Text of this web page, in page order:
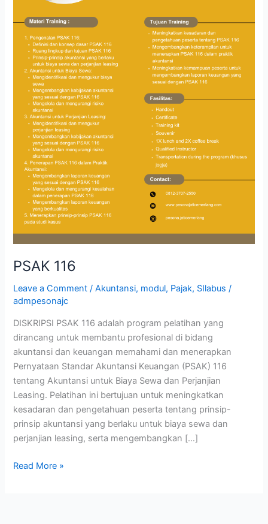
PSAK 116
Leave a Comment /Akuntansi, modul, Pajak, SIlabus /
admpesonajc
DISKRIPSI PSAK 116 adalah program pelatihan yang
dirancang untuk membantu profesional di bidang
akuntansi dan keuangan memahami dan menerapkan
Pernyataan Standar Akuntansi Keuangan (PSAK) 116
tentang Akuntansi untuk Biaya Sewa dan Perjanjian
Leasing. Pelatihan ini bertujuan untuk meningkatkan
kesadaran dan pengetahuan peserta tentang prinsip-
prinsip akuntansi yang berlaku untuk biaya sewa dan
perjanjian leasing, serta mengembangkan […]
Read More »